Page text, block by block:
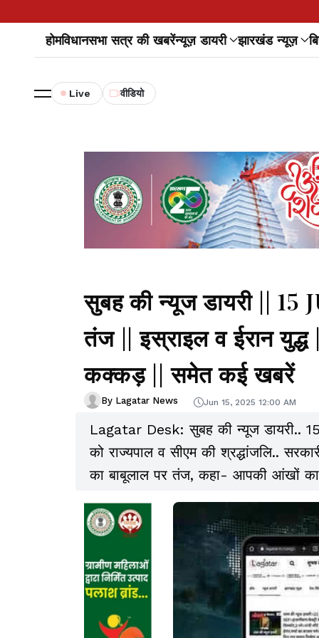
होमविधानसभा सत्र की खबरेंन्यूज़ डायरी झारखंड न्यूज़
Live वीडियो
सुबह की न्यूज डायरी || 15
तंज || इस्राइल व ईरान युद्ध
कक्कड़ || समेत कई खबरें
By Lagatar News Jun 15, 2025 12:00 AM
Lagatar Desk: सुबह की न्यूज डायरी..
को राज्यपाल व सीएम की श्रद्धांजलि..
का बाबूलाल पर तंज, कहा- आपकी आंखों का
सरकार: भाजपा.. बिहार: 6 एसपी समेत
की धमकी.. सर्जरी के बाद घर लौटीं